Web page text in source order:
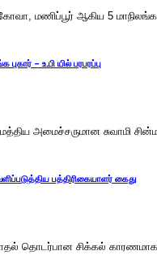
மணிப்பூர் ஆகிய 5
– உ.பி யில் பரபரப்பு
அமைச்சருமான சுவாமி
பத்திரிகையாளர் கைது
தொடர்பான சிக்கல் காரணமாக